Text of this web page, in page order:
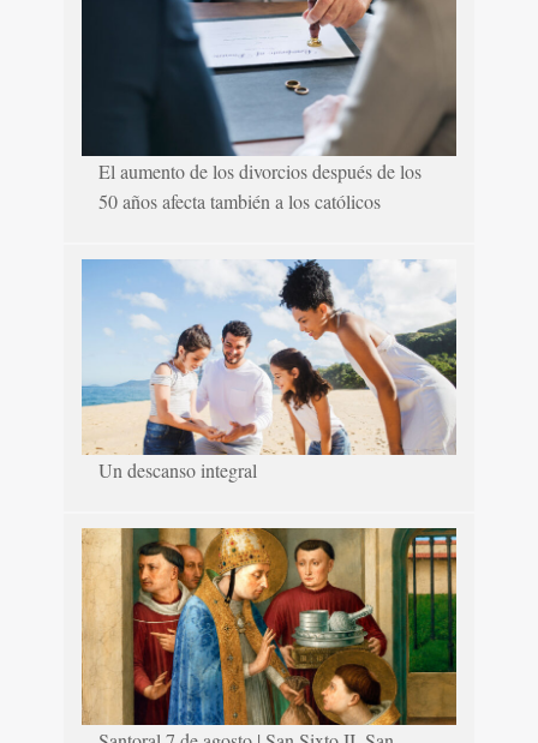
El aumento de los divorcios después de los
50 años afecta también a los católicos
Un descanso integral